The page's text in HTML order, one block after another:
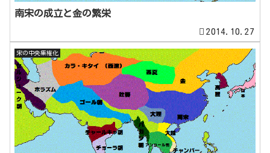
南宋の成立と金の繁栄
2014.10.27
宋の中央集権化